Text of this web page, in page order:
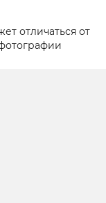
отличаться от